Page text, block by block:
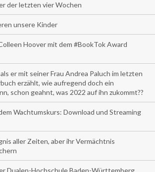
der letzten vier Wochen
unsere Kinder
Hoover mit dem #BookTok Award
er mit seiner Frau Andrea Paluch im letzten
erzählt, wie aufregend doch ein
schon geahnt, was 2022 auf ihn zukommt??
Wachtumskurs: Download und Streaming
aller Zeiten, aber ihr Vermächtnis
Dualen-Hochschule Baden-Württemberg